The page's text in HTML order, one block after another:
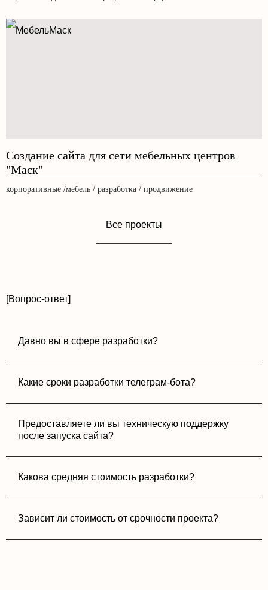
Создание сайта для сети мебельных центров
"Маск"
корпоративные /мебель / разработка / продвижение
Все проекты
[Вопрос-ответ]
Давно вы в сфере разработки?
Какие сроки разработки телеграм-бота?
Предоставляете ли вы техническую поддержку
после запуска сайта?
Какова средняя стоимость разработки?
Зависит ли стоимость от срочности проекта?